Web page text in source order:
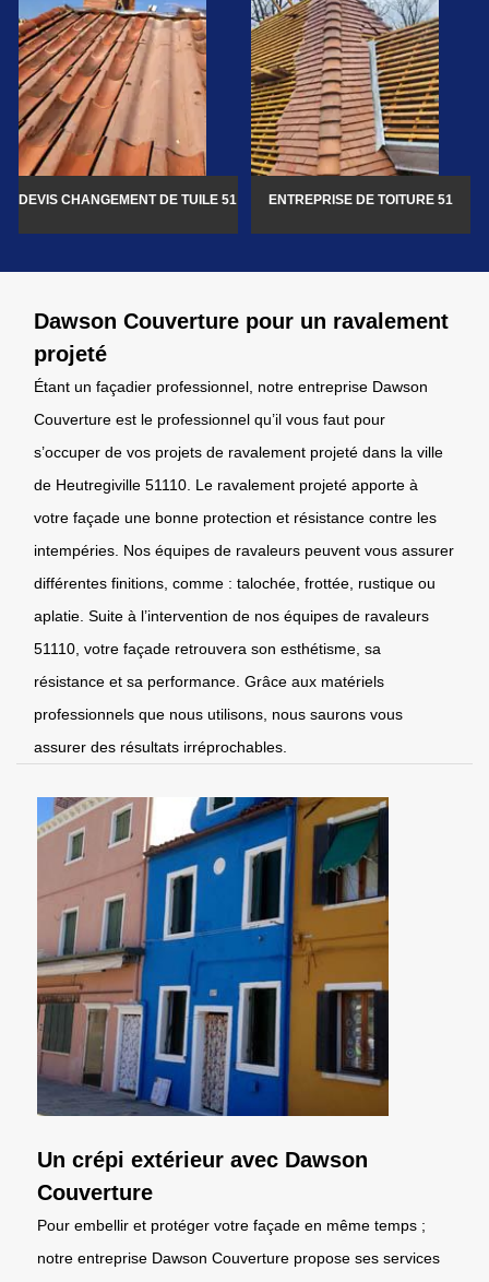
DEVIS CHANGEMENT DE TUILE 51 ENTREPRISE DE TOITURE 51
Dawson Couverture pour un ravalement
projeté
Étant un façadier professionnel, notre entreprise Dawson
Couverture est le professionnel qu’il vous faut pour
s’occuper de vos projets de ravalement projeté dans la ville
de Heutregiville 51110. Le ravalement projeté apporte à
votre façade une bonne protection et résistance contre les
intempéries. Nos équipes de ravaleurs peuvent vous assurer
différentes finitions, comme : talochée, frottée, rustique ou
aplatie. Suite à l’intervention de nos équipes de ravaleurs
51110, votre façade retrouvera son esthétisme, sa
résistance et sa performance. Grâce aux matériels
professionnels que nous utilisons, nous saurons vous
assurer des résultats irréprochables.
Un crépi extérieur avec Dawson
Couverture
Pour embellir et protéger votre façade en même temps ;
notre entreprise Dawson Couverture propose ses services